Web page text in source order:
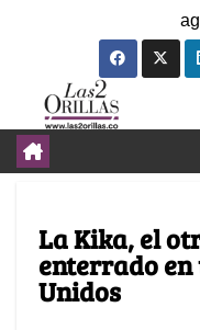
La Kika, el
enterrado en
Unidos